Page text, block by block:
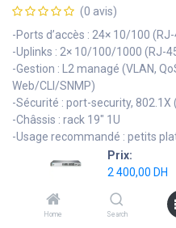
Prix:
2 400,00 DH
Home Search
(0 avis)
-Ports d’accès : 24× 10/100
-Uplinks : 2× 10/100/1000 (RJ-
-Gestion : L2 managé (VLAN,
Web/CLI/SNMP)
-Sécurité : port-security, 802.1X
-Châssis : rack 19" 1U
-Usage recommandé : petits
-État : Remis à neuf — testé et
2 400,00 DH